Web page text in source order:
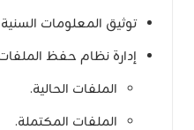
توثيق المعلومات
إدارة نظام حفظ
الملفات الحالية.
الملفات المكتملة.